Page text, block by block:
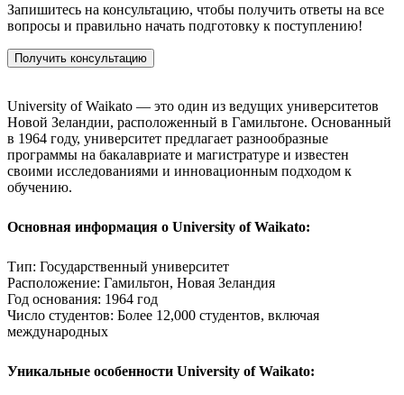
Запишитесь на консультацию, чтобы получить ответы на все
вопросы и правильно начать подготовку к поступлению!
Получить консультацию
University of Waikato — это один из ведущих университетов
Новой Зеландии, расположенный в Гамильтоне. Основанный
в 1964 году, университет предлагает разнообразные
программы на бакалавриате и магистратуре и известен
своими исследованиями и инновационным подходом к
обучению.
Основная информация о University of Waikato:
Тип: Государственный университет
Расположение: Гамильтон, Новая Зеландия
Год основания: 1964 год
Число студентов: Более 12,000 студентов, включая
международных
Уникальные особенности University of Waikato: